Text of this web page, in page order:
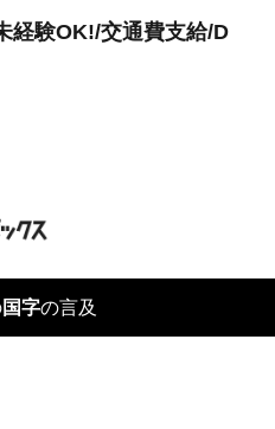
経験OK!/交通費支給/D
国字の言及